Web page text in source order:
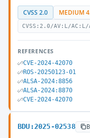
CVSS 2.0 MEDIUM
CVSS:2.0/AV:L/
REFERENCES
CVE-2024-42070
ROS-20250123-01
ALSA-2024:8856
ALSA-2024:8870
CVE-2024-42070
BDU:2025-02538